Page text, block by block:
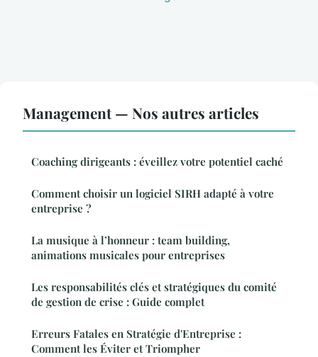
Management — Nos autres articles
Coaching dirigeants : éveillez votre potentiel caché
Comment choisir un logiciel SIRH adapté à votre
entreprise ?
La musique à l’honneur : team building,
animations musicales pour entreprises
Les responsabilités clés et stratégiques du comité
de gestion de crise : Guide complet
Erreurs Fatales en Stratégie d'Entreprise :
Comment les Éviter et Triompher